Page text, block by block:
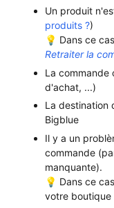
Un produit
produits ?)
💡 Dans ce
Retraiter la
La commande
d'achat, ...)
La destination
Bigblue
Il y a un
commande
manquante).
💡 Dans ce
votre boutique